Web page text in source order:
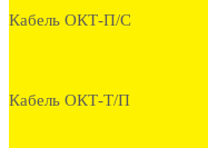
Кабель ОКТ-П/С
Кабель ОКТ-Т/П